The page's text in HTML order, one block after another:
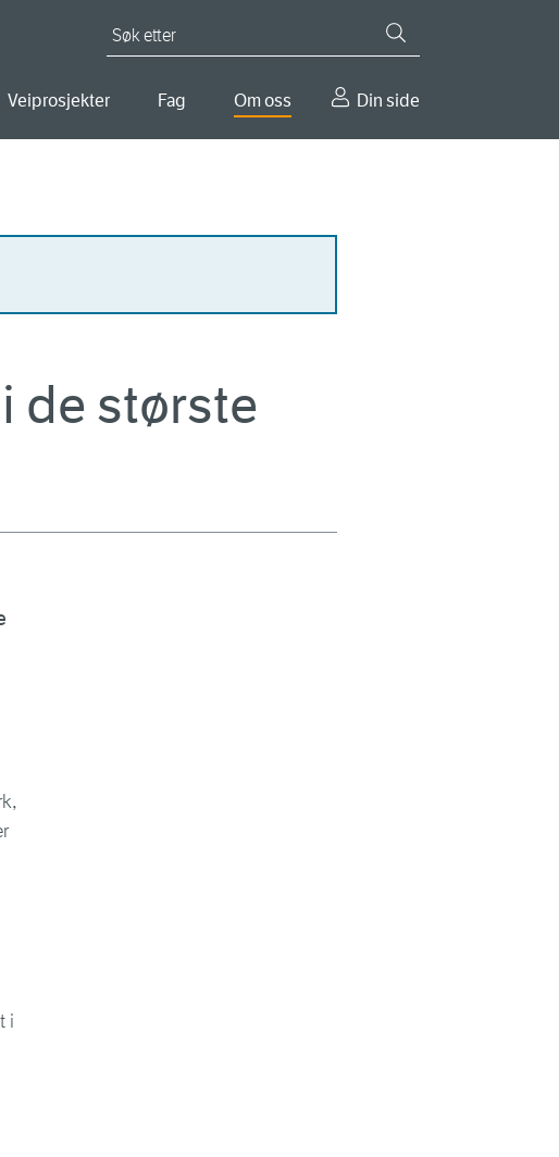
Veiprosjekter Fag Om oss Din side
de største
i